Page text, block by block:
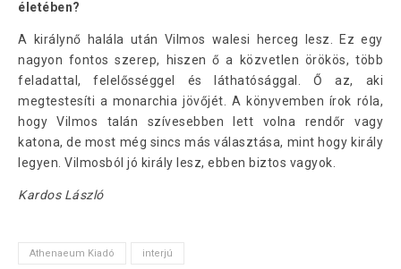
életében?
A királynő halála után Vilmos walesi herceg lesz. Ez egy
nagyon fontos szerep, hiszen ő a közvetlen örökös, több
feladattal, felelősséggel és láthatósággal. Ő az, aki
megtestesíti a monarchia jövőjét. A könyvemben írok róla,
hogy Vilmos talán szívesebben lett volna rendőr vagy
katona, de most még sincs más választása, mint hogy király
legyen. Vilmosból jó király lesz, ebben biztos vagyok.
Kardos László
Athenaeum Kiadó interjú